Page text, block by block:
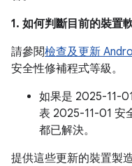
1. 如何判斷目前的裝置
請參閱檢查及更新
安全性修補程式等級。
如果是 2025-11-
表 2025-11-01 安
都已解決。
提供這些更新的裝置製